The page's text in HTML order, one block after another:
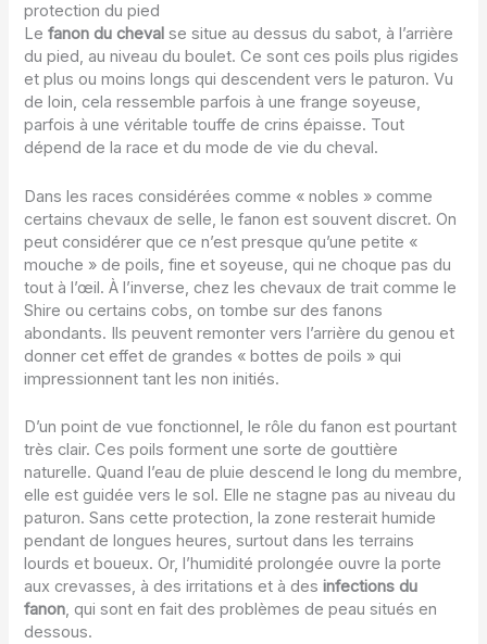
protection du pied
Lefanon du cheval se situe au dessus du sabot, à l’arrière
du pied, au niveau du boulet. Ce sont ces poils plus rigides
et plus ou moins longs qui descendent vers le paturon. Vu
de loin, cela ressemble parfois à une frange soyeuse,
parfois à une véritable touffe de crins épaisse. Tout
dépend de la race et du mode de vie du cheval.
Dans les races considérées comme « nobles » comme
certains chevaux de selle, le fanon est souvent discret. On
peut considérer que ce n’est presque qu’une petite «
mouche » de poils, fine et soyeuse, qui ne choque pas du
tout à l’œil. À l’inverse, chez les chevaux de trait comme le
Shire ou certains cobs, on tombe sur des fanons
abondants. Ils peuvent remonter vers l’arrière du genou et
donner cet effet de grandes « bottes de poils » qui
impressionnent tant les non initiés.
D’un point de vue fonctionnel, le rôle du fanon est pourtant
très clair. Ces poils forment une sorte de gouttière
naturelle. Quand l’eau de pluie descend le long du membre,
elle est guidée vers le sol. Elle ne stagne pas au niveau du
paturon. Sans cette protection, la zone resterait humide
pendant de longues heures, surtout dans les terrains
lourds et boueux. Or, l’humidité prolongée ouvre la porte
aux crevasses, à des irritations et à desinfections du
fanon, qui sont en fait des problèmes de peau situés en
dessous.